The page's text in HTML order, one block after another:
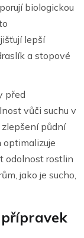
biologickou
lepší
a stopové
před
vůči suchu v
půdní
optimalizuje
odolnost rostlin
jako je sucho,